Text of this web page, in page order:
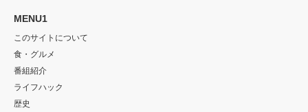
MENU1
このサイトについて
食・グルメ
番組紹介
ライフハック
歴史